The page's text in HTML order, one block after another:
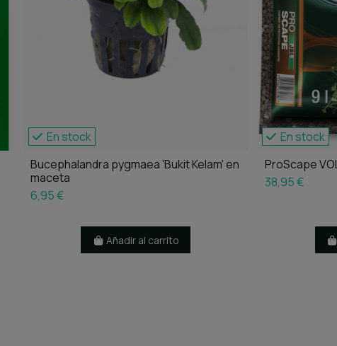
En stock
Bucephalandra pygmaea 'Bukit Kelam' en
maceta
6,95 €
Añadir al carrito
En stock
ProScape
38,95 €